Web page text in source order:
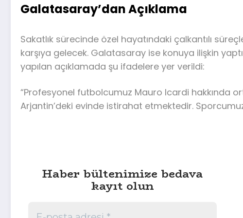
Galatasaray’dan Açıklama
Sakatlık sürecinde özel hayatındaki çalkantılı
karşıya gelecek. Galatasaray ise konuya ilişkin
yapılan açıklamada şu ifadelere yer verildi:
“Profesyonel futbolcumuz Mauro Icardi hakkında
Arjantin’deki evinde istirahat etmektedir.
Haber bültenimize bedava
kayıt olun